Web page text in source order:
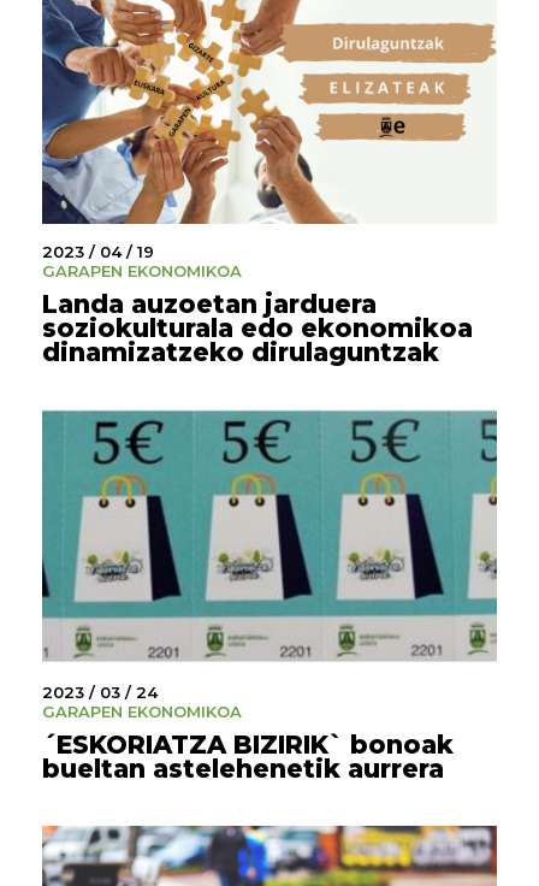
2023 / 04 / 19
GARAPEN EKONOMIKOA
Landa auzoetan jarduera
soziokulturala edo ekonomikoa
dinamizatzeko dirulaguntzak
2023 / 03 / 24
GARAPEN EKONOMIKOA
´ESKORIATZA BIZIRIK` bonoak
bueltan astelehenetik aurrera